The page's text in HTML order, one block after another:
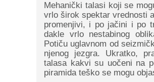
Mehanički talasi koji se
vrlo širok spektar vrednosti
promenjivi, i po jačini i po
dakle vrlo nestabinog
Potiču uglavnom od
njenog jezgra. Ukratko,
talasa kakvi su uočeni na
piramida teško se mogu